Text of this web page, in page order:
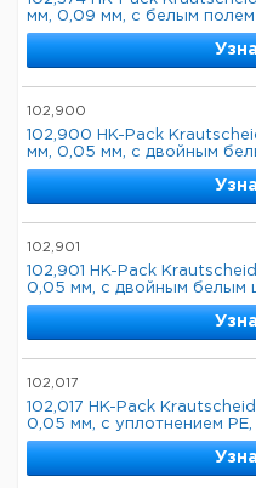
мм, 0,09 мм, с белым полем
102,900
102,900 HK-Pack
мм, 0,05 мм, с двойным
102,901
102,901 HK-Pack
0,05 мм, с двойным белым
102,017
102,017 HK-Pack
0,05 мм, с уплотнением PE,